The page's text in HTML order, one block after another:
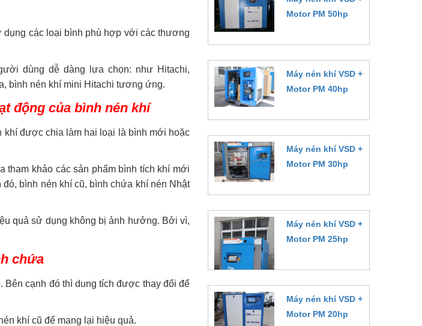
các loại bình phù hợp với các thương
dùng dễ dàng lựa chọn: như Hitachi,
bình nén khí mini Hitachi tương ứng.
động của bình nén khí
khí được chia làm hai loại là bình mới hoặc
tham khảo các sản phẩm bình tích khí mới
bình nén khí cũ, bình chứa khí nén Nhật
quả sử dụng không bị ảnh hưởng. Bởi vì,
chứa
cạnh đó thì dung tích được thay đổi để
khí cũ để mang lại hiệu quả.
Motor PM 50hp
Máy nén khí VSD +
Motor PM 40hp
Máy nén khí VSD +
Motor PM 30hp
Máy nén khí VSD +
Motor PM 25hp
Máy nén khí VSD +
Motor PM 20hp